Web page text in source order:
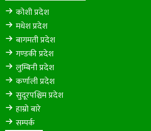
कोशी प्रदेश
मधेश प्रदेश
बागमती प्रदेश
गण्डकी प्रदेश
लुम्बिनी प्रदेश
कर्णाली प्रदेश
सुदूरपश्चिम प्रदेश
हाम्रो बारे
सम्पर्क